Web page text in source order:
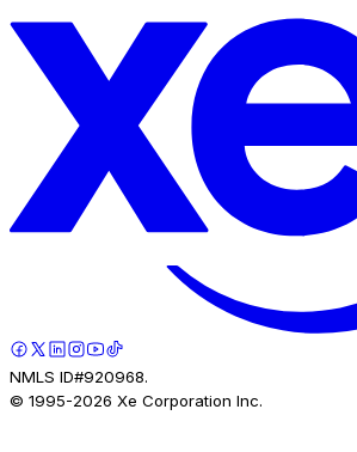
NMLS ID#920968.
© 1995-2026 Xe Corporation Inc.